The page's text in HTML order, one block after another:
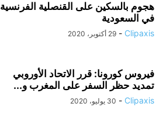
هجوم بالسكين على القنصلية الفرنسية
في السعودية
Clipaxis
- 29 أكتوبر، 2020
فيروس كورونا: قرر الاتحاد الأوروبي
تمديد حظر السفر على المغرب و...
Clipaxis
- 30 يوليو، 2020